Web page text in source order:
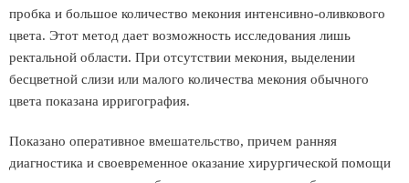
пробка и большое количество мекония интенсивно-оливкового
цвета. Этот метод дает возможность исследования лишь
ректальной области. При отсутствии мекония, выделении
бесцветной слизи или малого количества мекония обычного
цвета показана ирригография.
Показано оперативное вмешательство, причем ранняя
диагностика и своевременное оказание хирургической помощи